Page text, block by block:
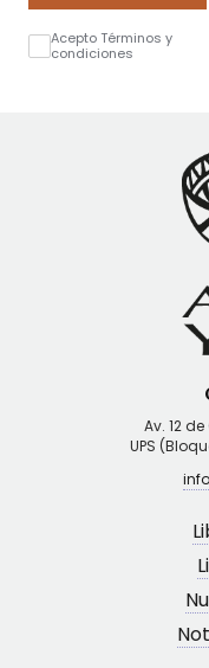
Acepto Términos y
condiciones
Av. 12
UPS